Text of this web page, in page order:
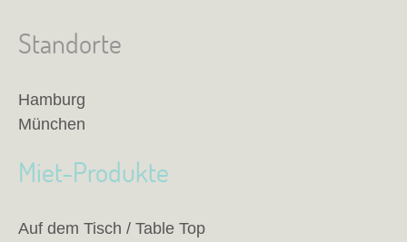
Standorte
Hamburg
München
Miet-Produkte
Auf dem Tisch / Table Top